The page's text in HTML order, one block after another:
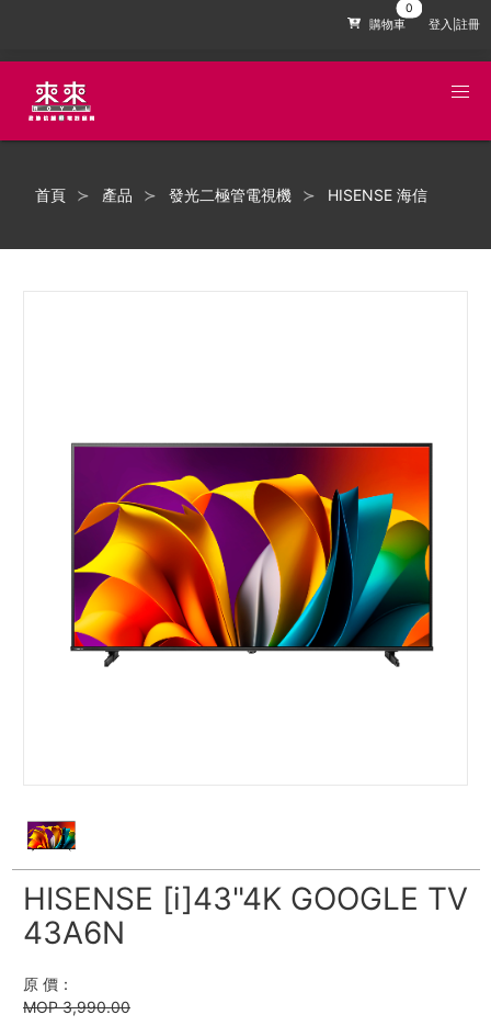
購物車 登入|註冊
首頁 產品 發光二極管電視機 HISENSE 海信
HISENSE [i]43"4K GOOGLE TV
43A6N
原 價：
MOP 3,990.00